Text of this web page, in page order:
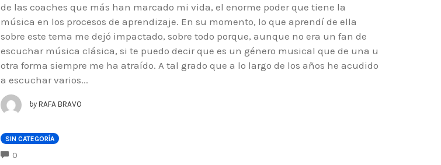
de las coaches que más han marcado mi vida, el enorme poder que tiene la
música en los procesos de aprendizaje. En su momento, lo que aprendí de ella
sobre este tema me dejó impactado, sobre todo porque, aunque no era un fan de
escuchar música clásica, si te puedo decir que es un género musical que de una u
otra forma siempre me ha atraído. A tal grado que a lo largo de los años he acudido
a escuchar varios...
by RAFA BRAVO
SIN CATEGORÍA
0